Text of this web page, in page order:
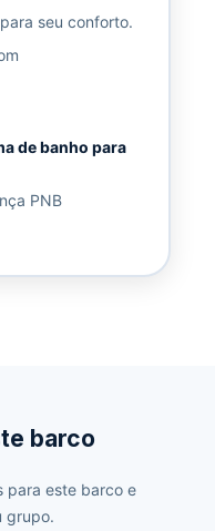
seu conforto.
de banho para
PNB
barco
para este barco e
grupo.